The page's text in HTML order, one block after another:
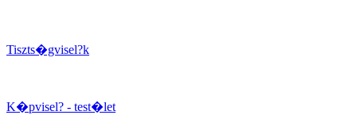
Tiszts�gvisel?k
K�pvisel? - test�let